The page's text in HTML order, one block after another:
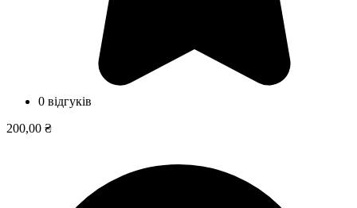
0 відгуків
200,00 ₴